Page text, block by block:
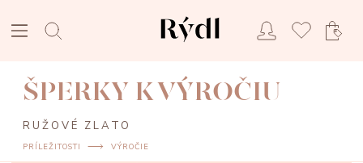
ŠPERKY K VÝROČIU
RUŽOVÉ ZLATO
PRÍLEŽITOSTI VÝROČIE